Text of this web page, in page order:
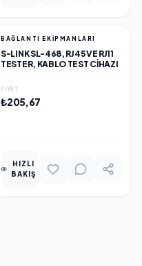
BAĞLANTI EKIPMANLARI
S-LINK SL-468, RJ45 VE RJ11
TESTER, KABLO TEST CIHAZI
FIYAT
₺205,67
HIZLI
BAKIŞ